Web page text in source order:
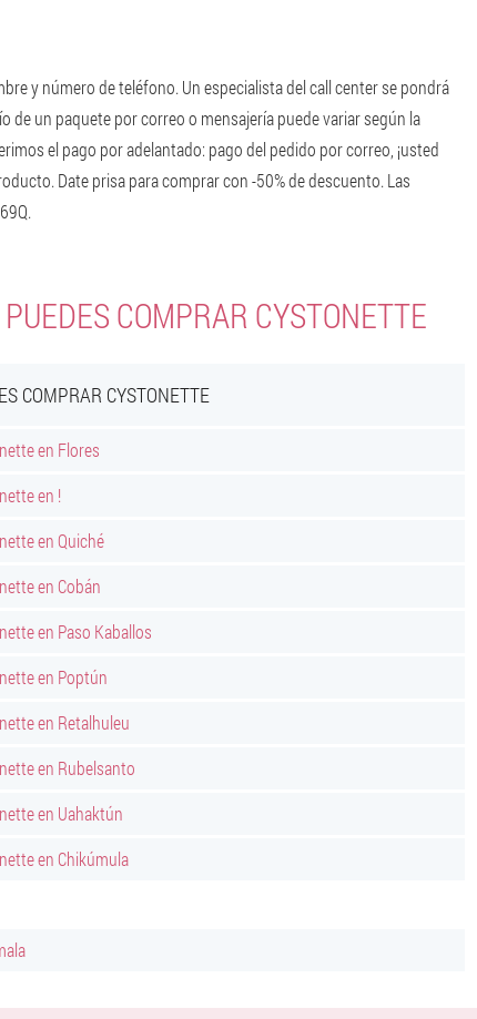
y número de teléfono. Un especialista del call center se pondrá
de un paquete por correo o mensajería puede variar según la
el pago por adelantado: pago del pedido por correo, ¡usted
Date prisa para comprar con -50% de descuento. Las
COMPRAR CYSTONETTE
COMPRAR CYSTONETTE
en Flores
en !
en Quiché
en Cobán
en Paso Kaballos
en Poptún
en Retalhuleu
en Rubelsanto
en Uahaktún
en Chikúmula